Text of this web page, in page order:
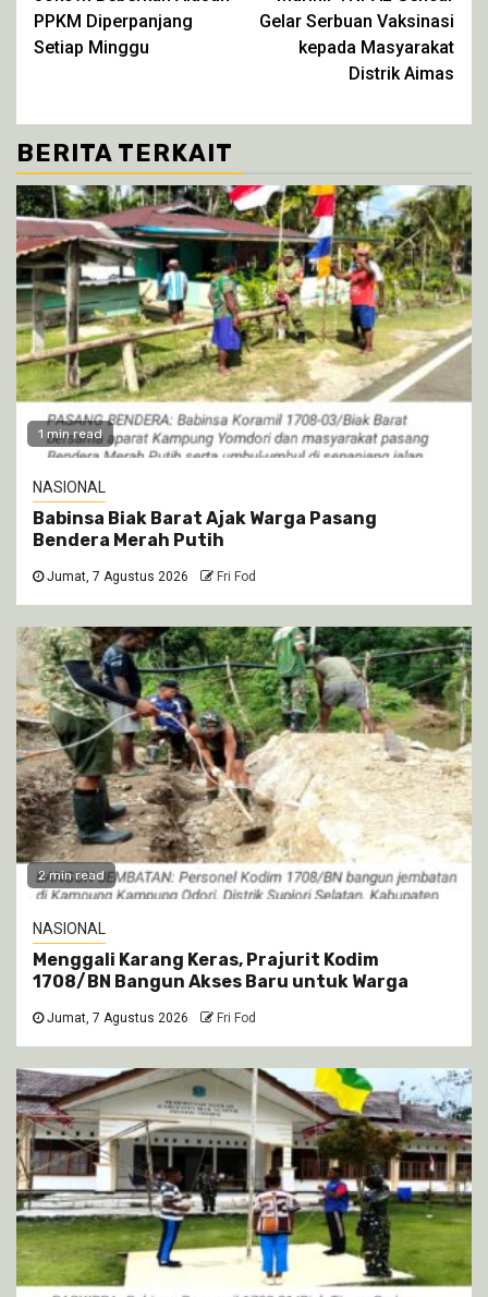
PPKM Diperpanjang
Setiap Minggu
Gelar Serbuan Vaksinasi
kepada Masyarakat
Distrik Aimas
BERITA TERKAIT
1 min read
NASIONAL
Babinsa Biak Barat Ajak Warga Pasang
Bendera Merah Putih
Jumat, 7 Agustus 2026 Fri Fod
2 min read
NASIONAL
Menggali Karang Keras, Prajurit Kodim
1708/BN Bangun Akses Baru untuk Warga
Jumat, 7 Agustus 2026 Fri Fod